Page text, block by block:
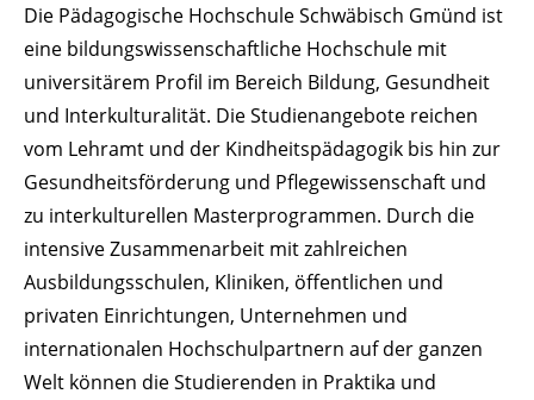
Die Pädagogische Hochschule Schwäbisch Gmünd ist
eine bildungswissenschaftliche Hochschule mit
universitärem Profil im Bereich Bildung, Gesundheit
und Interkulturalität. Die Studienangebote reichen
vom Lehramt und der Kindheitspädagogik bis hin zur
Gesundheitsförderung und Pflegewissenschaft und
zu interkulturellen Masterprogrammen. Durch die
intensive Zusammenarbeit mit zahlreichen
Ausbildungsschulen, Kliniken, öffentlichen und
privaten Einrichtungen, Unternehmen und
internationalen Hochschulpartnern auf der ganzen
Welt können die Studierenden in Praktika und